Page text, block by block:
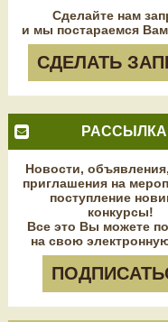
Сделайте нам
и мы постараемся
СДЕЛАТЬ
РАССЫЛКА
Новости,
приглашения на
поступление
конкурсы!
Все это Вы можете
на свою